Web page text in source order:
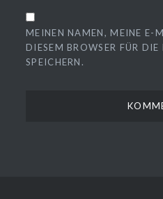
MEINEN NAMEN, MEINE E-
DIESEM BROWSER FÜR
SPEICHERN.